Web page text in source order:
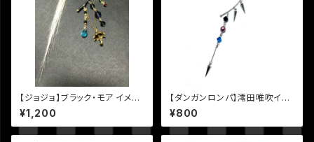
【ジョジョ】ブラック・モア イメー
ジイヤーフック
¥1,200
【ダンガンロンパ】澪田唯吹イメ
ージイヤーフック
¥800